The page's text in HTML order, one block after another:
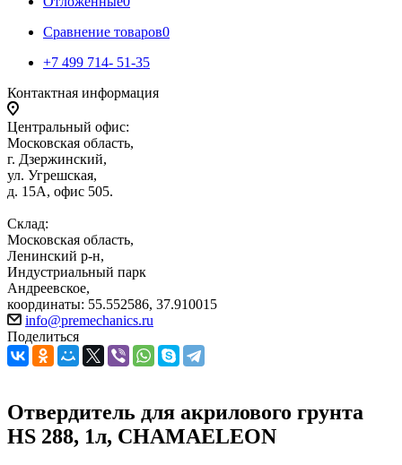
Сравнение товаров0
+7 499 714- 51-35
Контактная информация
Центральный офис:
Московская область,
г. Дзержинский,
ул. Угрешская,
д. 15А, офис 505.
Склад:
Московская область,
Ленинский р-н,
Индустриальный парк
Андреевское,
координаты: 55.552586, 37.910015
info@premechanics.ru
Поделиться
Отвердитель для акрилового грунта
HS 288, 1л, CHAMAELEON